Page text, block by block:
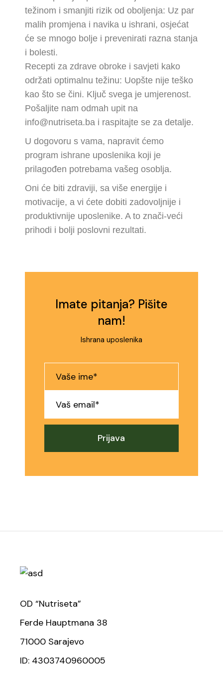
težinom i smanjiti rizik od oboljenja: Uz par
malih promjena i navika u ishrani, osjećat
će se mnogo bolje i prevenirati razna stanja
i bolesti.
Recepti za zdrave obroke i savjeti kako
održati optimalnu težinu: Uopšte nije teško
kao što se čini. Ključ svega je umjerenost.
Pošaljite nam odmah upit na
info@nutriseta.ba i raspitajte se za detalje.
U dogovoru s vama, napravit ćemo
program ishrane uposlenika koji je
prilagođen potrebama vašeg osoblja.
Oni će biti zdraviji, sa više energije i
motivacije, a vi ćete dobiti zadovoljnije i
produktivnije uposlenike. A to znači-veći
prihodi i bolji poslovni rezultati.
Imate pitanja? Pišite
nam!
Ishrana uposlenika
Prijava
OD “Nutriseta”
Ferde Hauptmana 38
71000 Sarajevo
ID: 4303740960005